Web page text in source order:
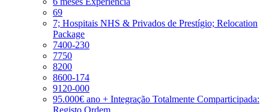
69
7; Hospitais NHS & Privados de Prestígio; Relocation
Package
7400-230
7750
8200
8600-174
9120-000
95.000€ ano + Integração Totalmente Comparticipada:
Registo Ordem